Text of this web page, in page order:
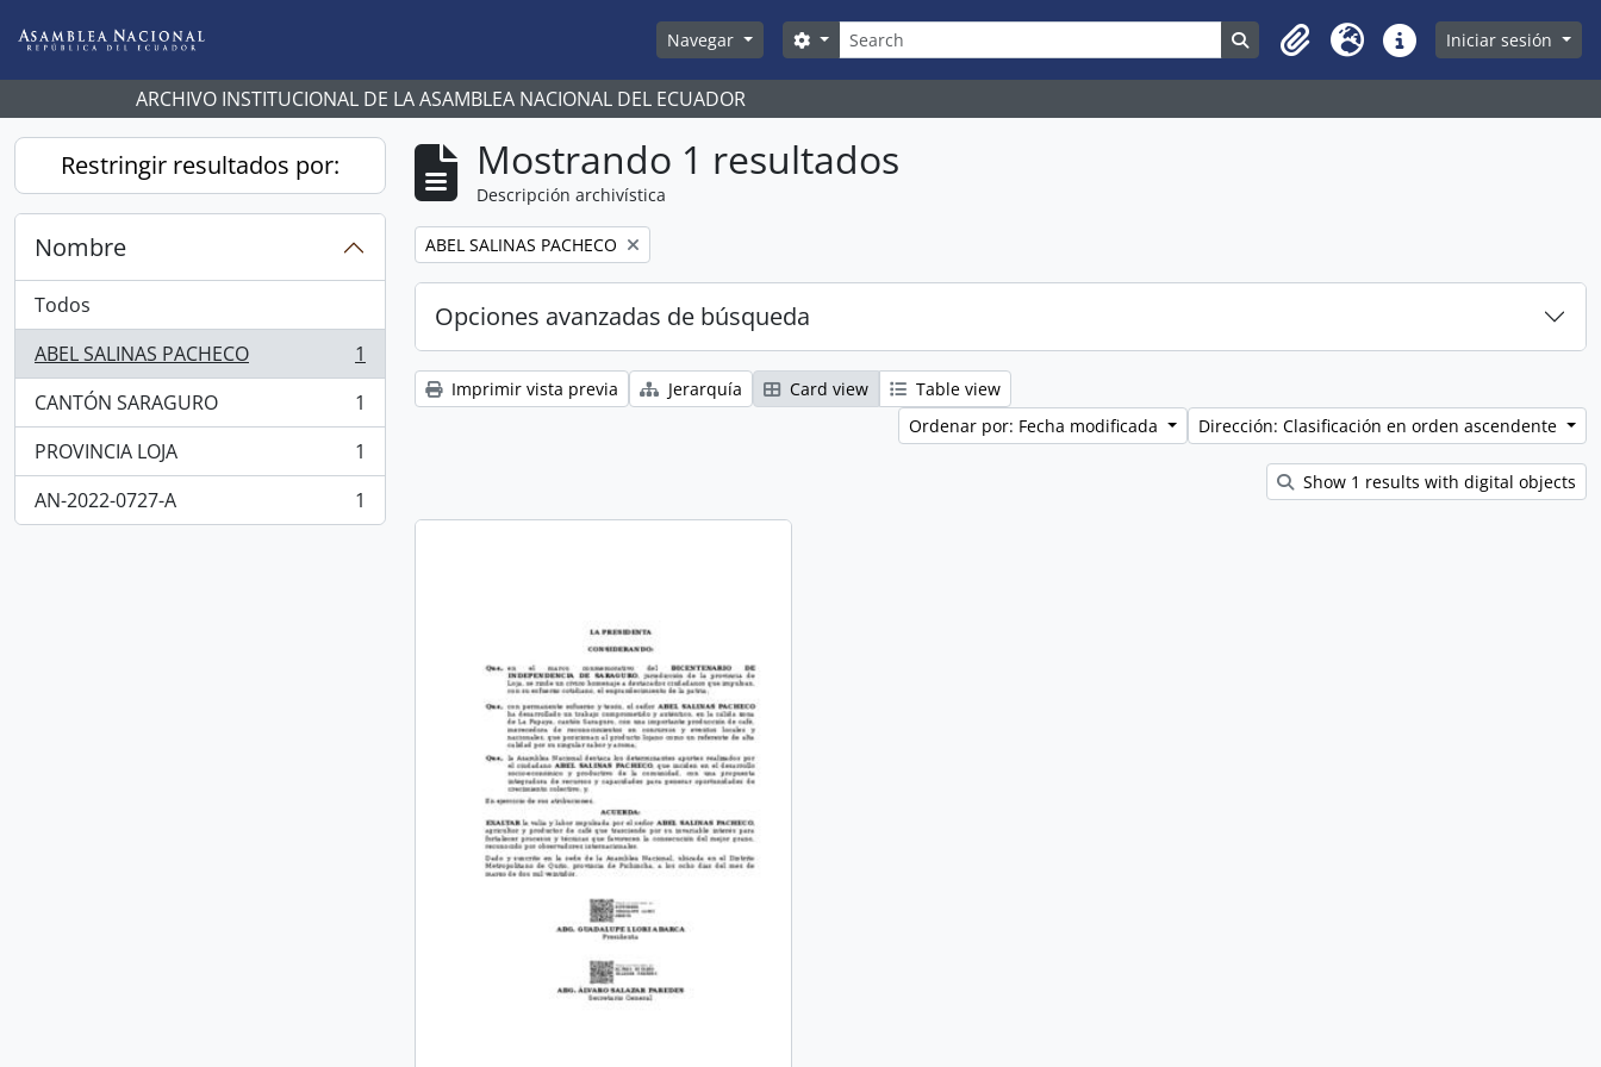
Navegar
Búsqueda
Search options Search in browse page
Clipboard
Idioma Enlaces rápidos
Iniciar sesión
ARCHIVO INSTITUCIONAL DE LA ASAMBLEA NACIONAL DEL ECUADOR
Restringir resultados por:
Nombre
Todos
ABEL SALINAS PACHECO
, 1 resultados
1
CANTÓN SARAGURO
, 1 resultados
1
PROVINCIA LOJA
, 1 resultados
1
AN-2022-0727-A
, 1 resultados 1
Mostrando 1 resultados
Descripción archivística
Remove filter:
ABEL SALINAS PACHECO
Opciones avanzadas de búsqueda
Imprimir vista previa Jerarquía Card view
Table view
Ordenar por: Fecha modificada
Dirección: Clasificación en orden ascendente
Show 1 results with digital objects